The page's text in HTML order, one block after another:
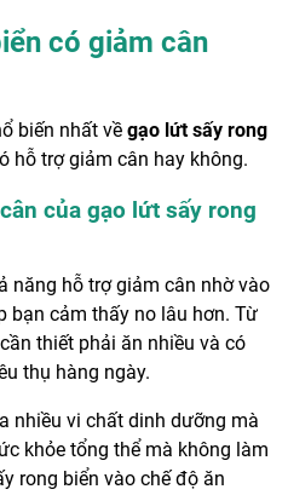
có giảm cân
biến nhất về gạo lứt sấy rong
hỗ trợ giảm cân hay không.
của gạo lứt sấy rong
năng hỗ trợ giảm cân nhờ vào
bạn cảm thấy no lâu hơn. Từ
thiết phải ăn nhiều và có
thụ hàng ngày.
nhiều vi chất dinh dưỡng mà
khỏe tổng thể mà không làm
rong biển vào chế độ ăn